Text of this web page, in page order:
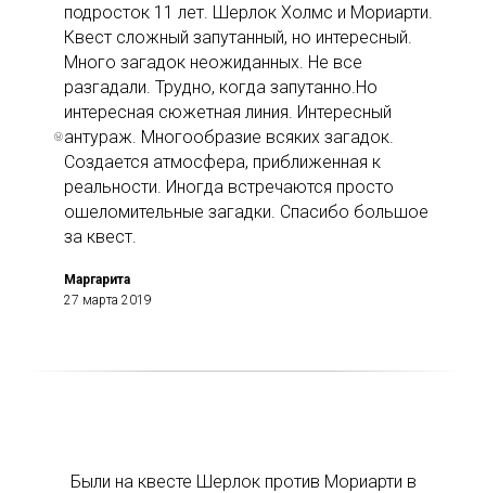
подросток 11 лет. Шерлок Холмс и Мориарти.
Квест сложный запутанный, но интересный.
Много загадок неожиданных. Не все
разгадали. Трудно, когда запутанно.Но
интересная сюжетная линия. Интересный
антураж. Многообразие всяких загадок.
Создается атмосфера, приближенная к
реальности. Иногда встречаются просто
ошеломительные загадки. Спасибо большое
за квест.
Маргарита
27 марта 2019
Были на квесте Шерлок против Мориарти в